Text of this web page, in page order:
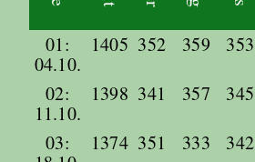
01:
04.10.
1405 352 359 353
02:
11.10.
1398 341 357 345
03:
1374 351 333 342